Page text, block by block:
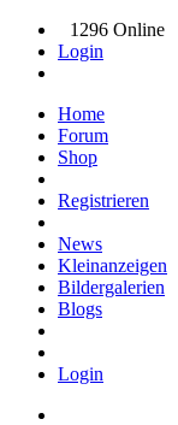
1296 Online
Login
Home
Forum
Shop
Registrieren
News
Kleinanzeigen
Bildergalerien
Blogs
Login